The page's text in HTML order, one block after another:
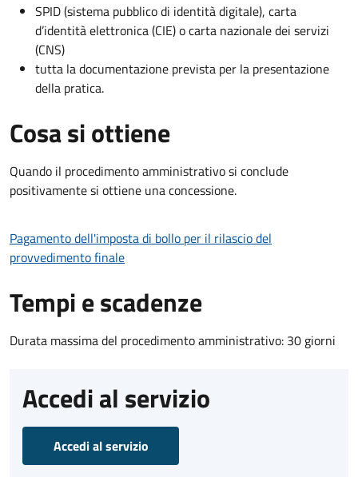
SPID (sistema pubblico di identità digitale), carta
d’identità elettronica (CIE) o carta nazionale dei servizi
(CNS)
tutta la documentazione prevista per la presentazione
della pratica.
Cosa si ottiene
Quando il procedimento amministrativo si conclude
positivamente si ottiene una concessione.
Pagamento dell'imposta di bollo per il rilascio del
provvedimento finale
Tempi e scadenze
Durata massima del procedimento amministrativo: 30 giorni
Accedi al servizio
Accedi al servizio